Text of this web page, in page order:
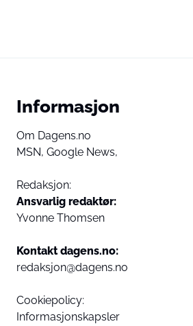
Informasjon
Om Dagens.no
MSN, Google News,
Redaksjon:
Ansvarlig redaktør:
Yvonne Thomsen
Kontakt dagens.no:
redaksjon@dagens.no
Cookiepolicy:
Informasjonskapsler